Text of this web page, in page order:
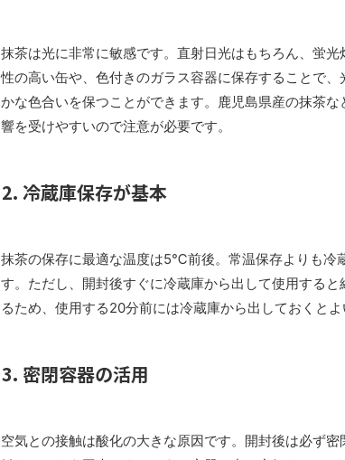
抹茶は光に非常に敏感です。直射日光はもちろん、蛍
性の高い缶や、色付きのガラス容器に保存することで
かな色合いを保つことができます。鹿児島県産の抹茶
響を受けやすいので注意が必要です。
2. 冷蔵庫保存が基本
抹茶の保存に最適な温度は5℃前後。常温保存よりも冷
す。ただし、開封後すぐに冷蔵庫から出して使用する
るため、使用する20分前には冷蔵庫から出しておくとよ
3. 密閉容器の活用
空気との接触は酸化の大きな原因です。開封後は必ず